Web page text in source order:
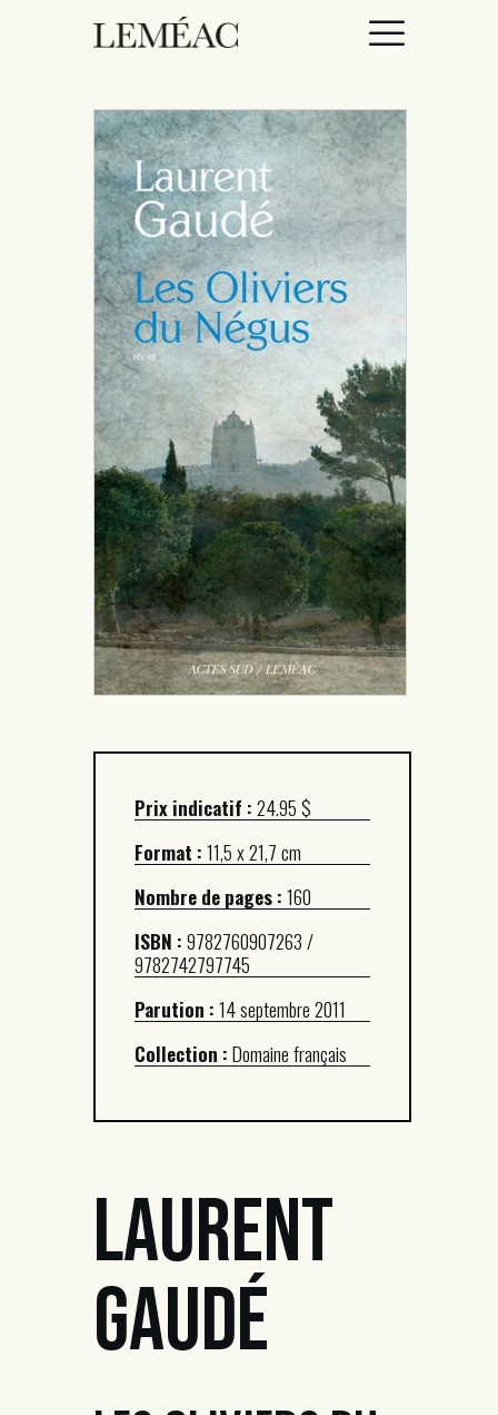
ACCUEIL
CATALOGUE
AUTEURICES
DROITS / RIGHTS
À PROPOS
Prix indicatif :24.95 $
Format :11,5 x 21,7 cm
Nombre de pages :160
ISBN :9782760907263 /
9782742797745
Parution :14 septembre 2011
Collection :Domaine français
Laurent
Gaudé